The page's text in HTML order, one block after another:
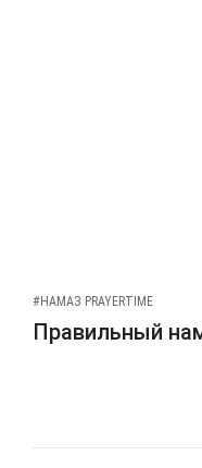
#НАМАЗ PRAYERTIME
Правильный